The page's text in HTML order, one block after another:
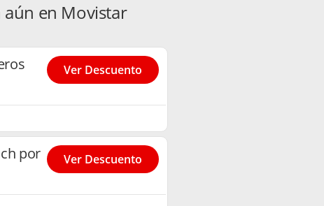
aún en Movistar
Ver Descuento
por
Ver Descuento